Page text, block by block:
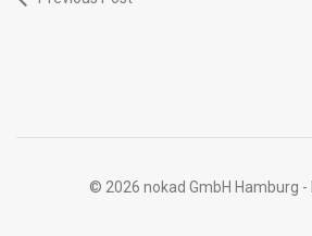
© 2026 nokad GmbH Hamburg -